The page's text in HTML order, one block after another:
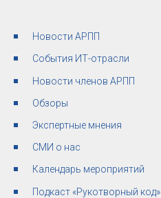
Новости АРПП
События ИТ-отрасли
Новости членов АРПП
Обзоры
Экспертные мнения
СМИ о нас
Календарь мероприятий
Подкаст «Рукотворный код»